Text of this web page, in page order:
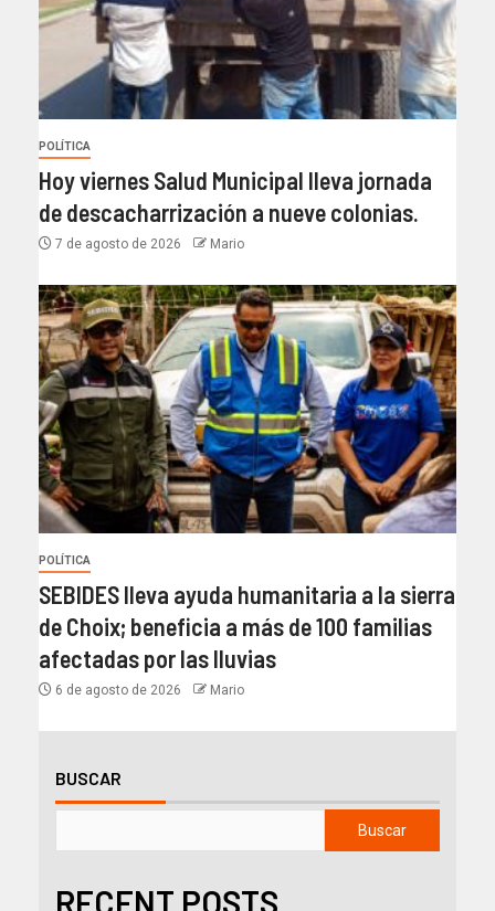
POLÍTICA
Hoy viernes Salud Municipal lleva jornada
de descacharrización a nueve colonias.
7 de agosto de 2026 Mario
POLÍTICA
SEBIDES lleva ayuda humanitaria a la sierra
de Choix; beneficia a más de 100 familias
afectadas por las lluvias
6 de agosto de 2026 Mario
BUSCAR
Buscar
RECENT POSTS